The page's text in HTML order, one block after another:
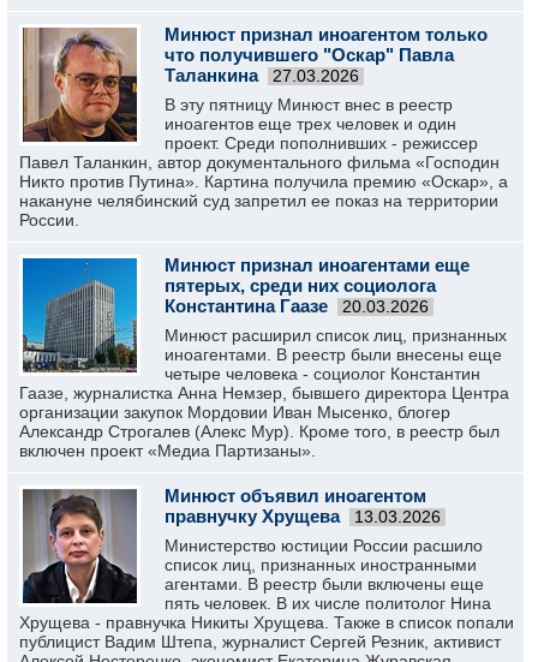
Минюст признал иноагентом только
что получившего "Оскар" Павла
Таланкина
27.03.2026
В эту пятницу Минюст внес в реестр
иноагентов еще трех человек и один
проект. Среди пополнивших - режиссер
Павел Таланкин, автор документального фильма «Господин
Никто против Путина». Картина получила премию «Оскар», а
накануне челябинский суд запретил ее показ на территории
России.
Минюст признал иноагентами еще
пятерых, среди них социолога
Константина Гаазе
20.03.2026
Минюст расширил список лиц, признанных
иноагентами. В реестр были внесены еще
четыре человека - социолог Константин
Гаазе, журналистка Анна Немзер, бывшего директора Центра
организации закупок Мордовии Иван Мысенко, блогер
Александр Строгалев (Алекс Мур). Кроме того, в реестр был
включен проект «Медиа Партизаны».
Минюст объявил иноагентом
правнучку Хрущева
13.03.2026
Министерство юстиции России расшило
список лиц, признанных иностранными
агентами. В реестр были включены еще
пять человек. В их числе политолог Нина
Хрущева - правнучка Никиты Хрущева. Также в список попали
публицист Вадим Штепа, журналист Сергей Резник, активист